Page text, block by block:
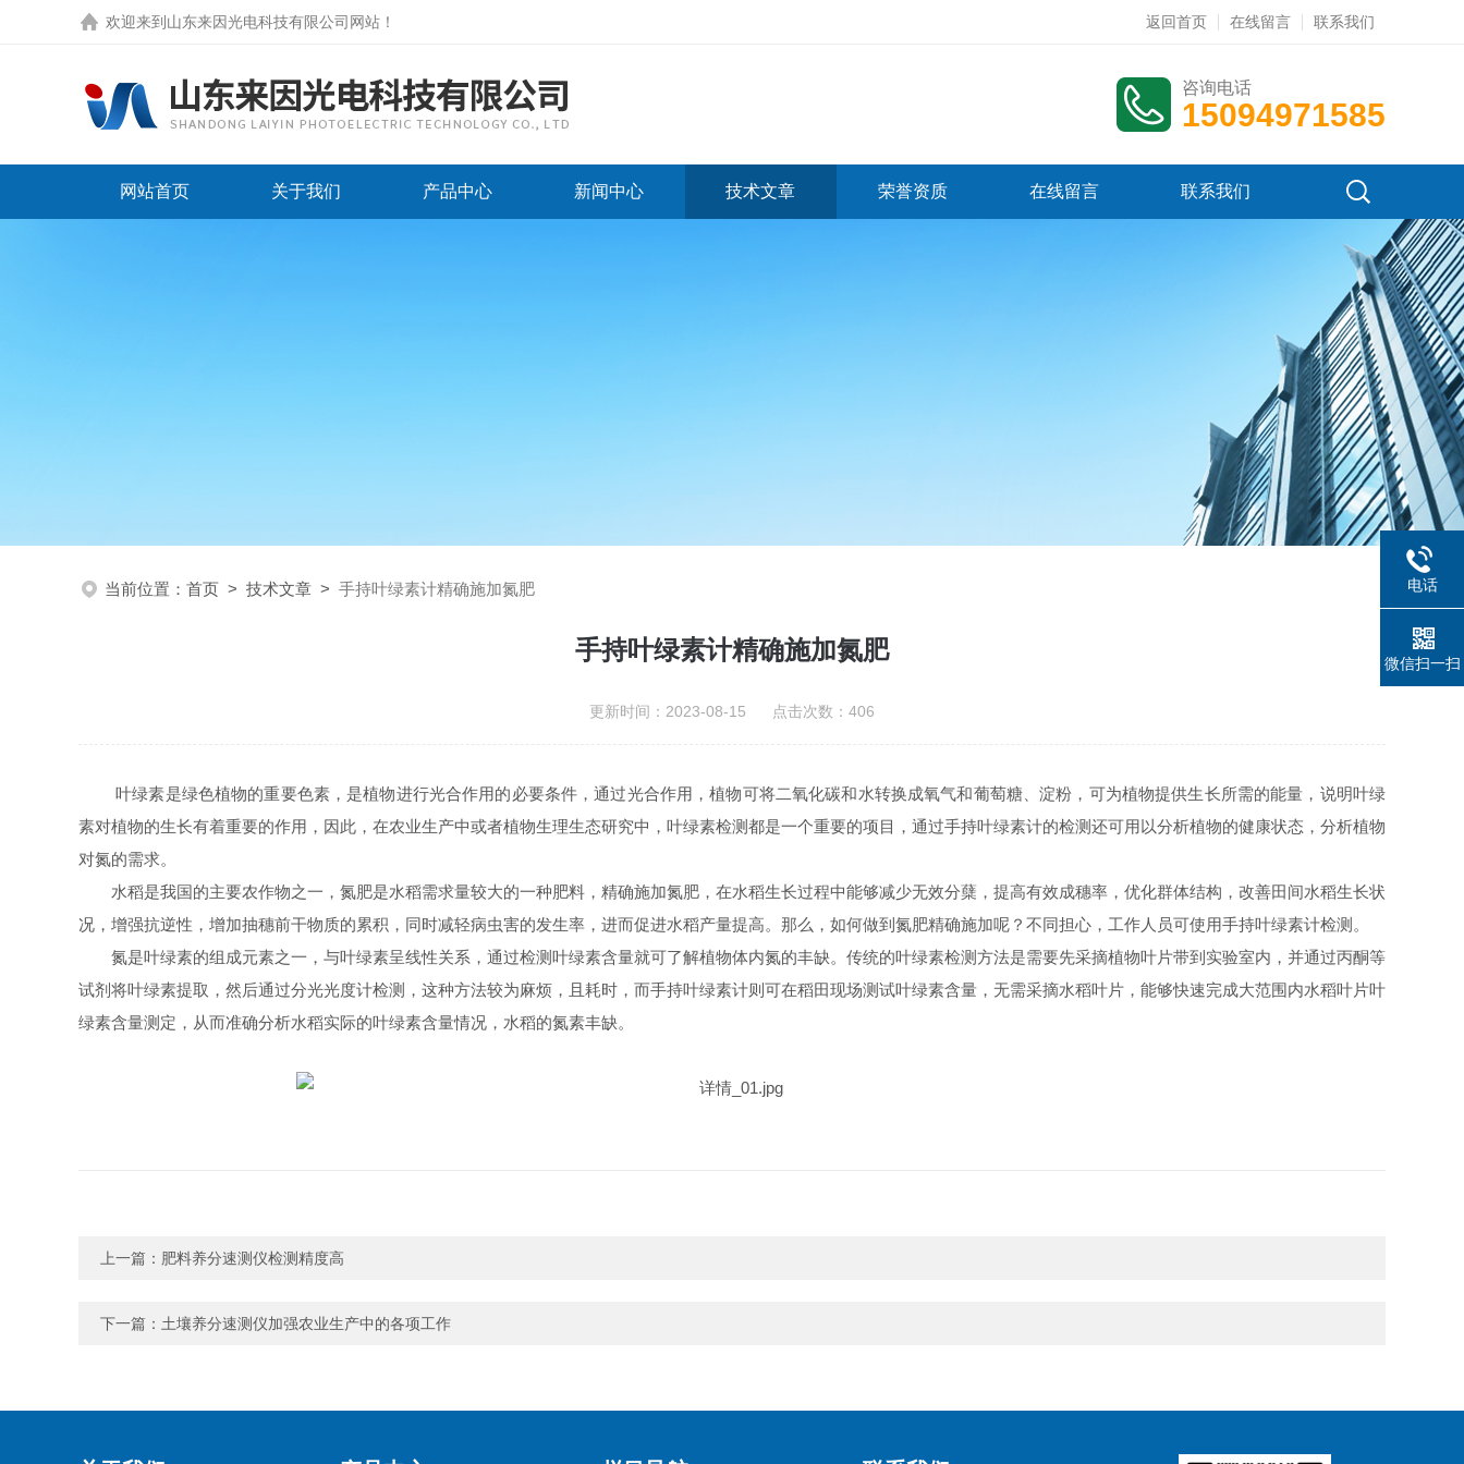
欢迎来到 山东来因光电科技有限公司网站 ！ 返回首页 在线留言 联系我们
咨询电话
15094971585
网站首页 关于我们 产品中心 新闻中心 技术文章 荣誉资质 在线留言 联系我们
当前位置： 首页 > 技术文章 > 手持叶绿素计精确施加氮肥
手持叶绿素计精确施加氮肥
更新时间：2023-08-15 点击次数：406
叶绿素是绿色植物的重要色素，是植物进行光合作用的必要条件，通过光合作用，植物可将二氧化碳和水转换成氧气和葡萄糖、淀粉，可为植物提供生长所需的能量，说明叶绿
素对植物的生长有着重要的作用，因此，在农业生产中或者植物生理生态研究中，叶绿素检测都是一个重要的项目，通过手持叶绿素计的检测还可用以分析植物的健康状态，分析植物
对氮的需求。
水稻是我国的主要农作物之一，氮肥是水稻需求量较大的一种肥料，精确施加氮肥，在水稻生长过程中能够减少无效分蘖，提高有效成穗率，优化群体结构，改善田间水稻生长状
况，增强抗逆性，增加抽穗前干物质的累积，同时减轻病虫害的发生率，进而促进水稻产量提高。那么，如何做到氮肥精确施加呢？不同担心，工作人员可使用手持叶绿素计检测。
氮是叶绿素的组成元素之一，与叶绿素呈线性关系，通过检测叶绿素含量就可了解植物体内氮的丰缺。传统的叶绿素检测方法是需要先采摘植物叶片带到实验室内，并通过丙酮等
试剂将叶绿素提取，然后通过分光光度计检测，这种方法较为麻烦，且耗时，而手持叶绿素计则可在稻田现场测试叶绿素含量，无需采摘水稻叶片，能够快速完成大范围内水稻叶片叶
绿素含量测定，从而准确分析水稻实际的叶绿素含量情况，水稻的氮素丰缺。
上一篇： 肥料养分速测仪检测精度高
下一篇： 土壤养分速测仪加强农业生产中的各项工作
电话
微信扫一扫